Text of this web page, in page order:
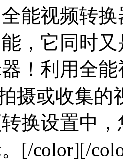
能视频转
，它同时
！利用全
摄或收集的
换设置中
[/color][/